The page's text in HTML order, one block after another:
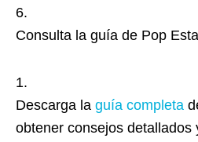
Consulta la guía de Pop
Descarga la guía completa
obtener consejos detallados